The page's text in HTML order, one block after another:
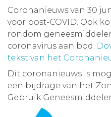
Coronanieuws van 30
voor post-COVID. Ook
rondom
coronavirus aan bod.
tekst van het
Dit coronanieuws is
een bijdrage van het
Gebruik